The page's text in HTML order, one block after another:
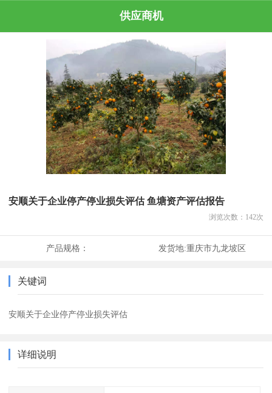
供应商机
安顺关于企业停产停业损失评估 鱼塘资产评估报告
浏览次数： 142次
产品规格： 发货地:重庆市九龙坡区
关键词
安顺关于企业停产停业损失评估
详细说明